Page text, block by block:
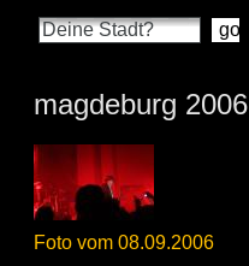
magdeburg 2006
Foto vom 08.09.2006